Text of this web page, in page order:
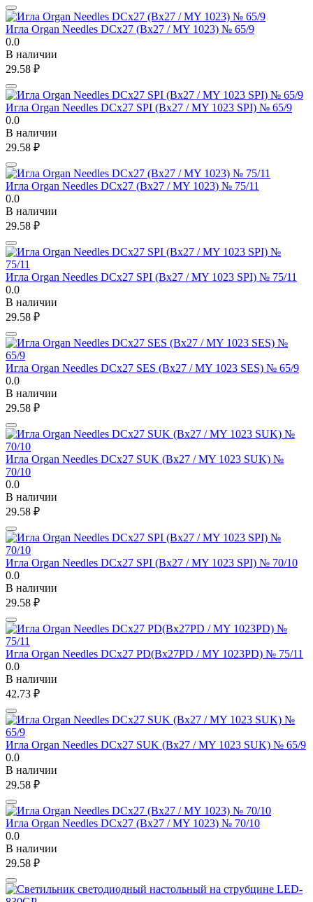
Игла Organ Needles DCx27 (Bx27 / MY 1023) № 65/9
0.0
В наличии
29.58 ₽
Игла Organ Needles DCx27 SPI (Bx27 / MY 1023 SPI) № 65/9
0.0
В наличии
29.58 ₽
Игла Organ Needles DCx27 (Bx27 / MY 1023) № 75/11
0.0
В наличии
29.58 ₽
Игла Organ Needles DCx27 SPI (Bx27 / MY 1023 SPI) № 75/11
0.0
В наличии
29.58 ₽
Игла Organ Needles DCx27 SES (Bx27 / MY 1023 SES) № 65/9
0.0
В наличии
29.58 ₽
Игла Organ Needles DCx27 SUK (Bx27 / MY 1023 SUK) №
70/10
0.0
В наличии
29.58 ₽
Игла Organ Needles DCx27 SPI (Bx27 / MY 1023 SPI) № 70/10
0.0
В наличии
29.58 ₽
Игла Organ Needles DCx27 PD(Bx27PD / MY 1023PD) № 75/11
0.0
В наличии
42.73 ₽
Игла Organ Needles DCx27 SUK (Bx27 / MY 1023 SUK) № 65/9
0.0
В наличии
29.58 ₽
Игла Organ Needles DCx27 (Bx27 / MY 1023) № 70/10
0.0
В наличии
29.58 ₽